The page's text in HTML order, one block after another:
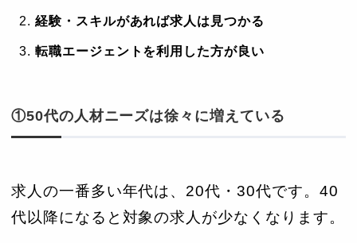
経験・スキルがあれば求人は見つかる
転職エージェントを利用した方が良い
①50代の人材ニーズは徐々に増えている
求人の一番多い年代は、20代・30代です。40
代以降になると対象の求人が少なくなります。